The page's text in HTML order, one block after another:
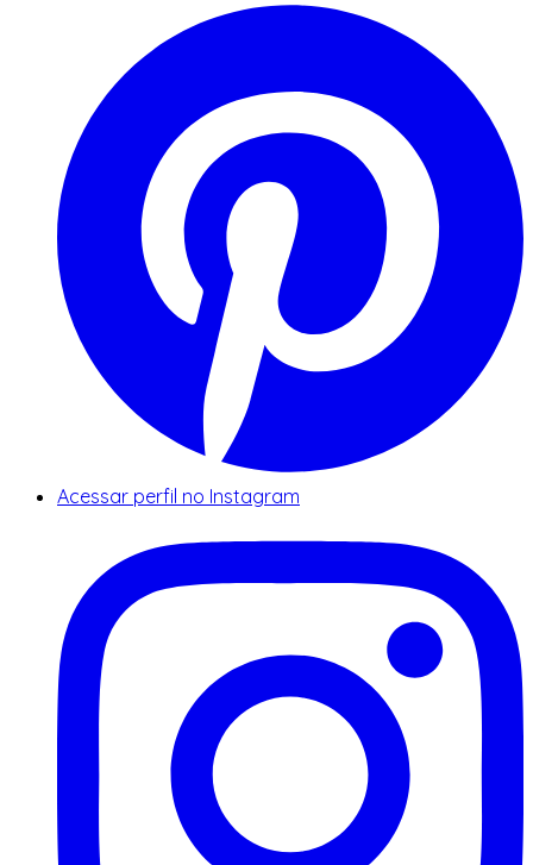
Acessar perfil no Instagram